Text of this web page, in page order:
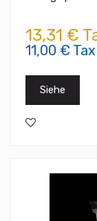
13,31 €
11,00 €
Siehe